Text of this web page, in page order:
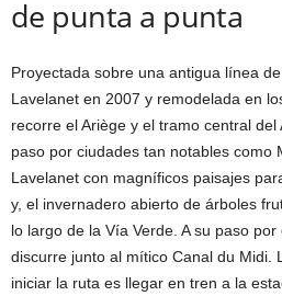
de punta a punta
Proyectada sobre una antigua línea
Lavelanet en 2007 y remodelada en
recorre el Ariège y el tramo central
paso por ciudades tan notables como
Lavelanet con magníficos paisajes
y, el invernadero abierto de árboles
lo largo de la Vía Verde. A su paso
discurre junto al mítico Canal du Midi.
iniciar la ruta es llegar en tren a la